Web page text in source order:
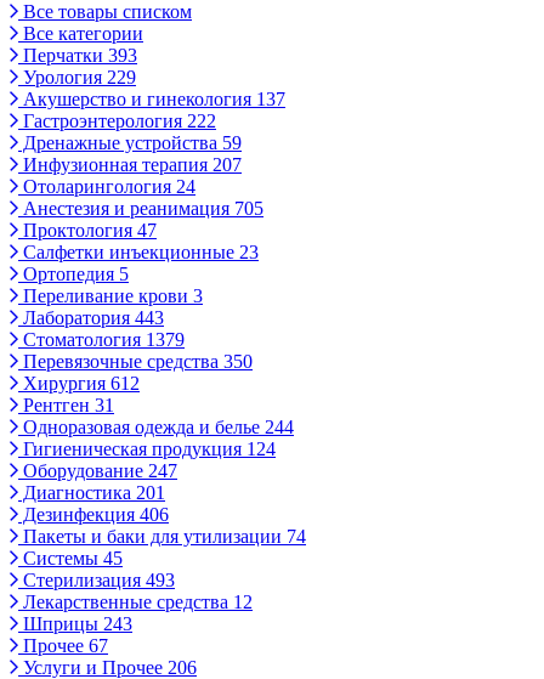
Все товары списком
Все категории
Перчатки 393
Урология 229
Акушерство и гинекология 137
Гастроэнтерология 222
Дренажные устройства 59
Инфузионная терапия 207
Отоларингология 24
Анестезия и реанимация 705
Проктология 47
Салфетки инъекционные 23
Ортопедия 5
Переливание крови 3
Лаборатория 443
Стоматология 1379
Перевязочные средства 350
Хирургия 612
Рентген 31
Одноразовая одежда и белье 244
Гигиеническая продукция 124
Оборудование 247
Диагностика 201
Дезинфекция 406
Пакеты и баки для утилизации 74
Системы 45
Стерилизация 493
Лекарственные средства 12
Шприцы 243
Прочее 67
Услуги и Прочее 206